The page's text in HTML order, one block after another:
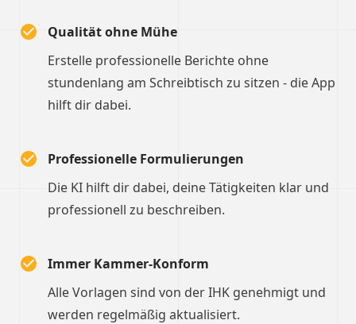
Qualität ohne Mühe
Erstelle professionelle Berichte ohne
stundenlang am Schreibtisch zu sitzen - die App
hilft dir dabei.
Professionelle Formulierungen
Die KI hilft dir dabei, deine Tätigkeiten klar und
professionell zu beschreiben.
Immer Kammer-Konform
Alle Vorlagen sind von der IHK genehmigt und
werden regelmäßig aktualisiert.